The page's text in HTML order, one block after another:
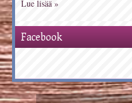
Lue lisää »
Facebook